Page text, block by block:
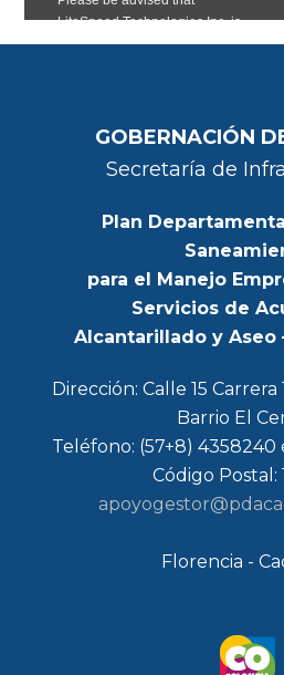
GOBERNACIÓN
Secretaría de
Plan
para el Manejo
Servicios de
Alcantarillado y Aseo
Dirección: Calle 15 Carrera
Barrio El
Teléfono: (57+8) 4358240
Código Postal:
Florencia -